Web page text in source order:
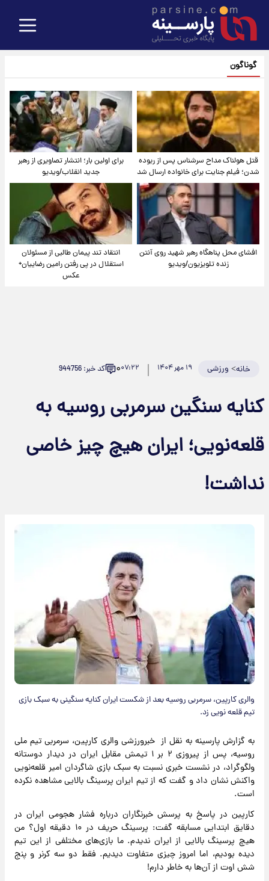
گوناگون
قتل هولناک مداح سرشناس پس از ربوده
شدن؛ فیلم جنایت برای خانواده ارسال شد
برای اولین بار؛ انتشار تصاویری از رهبر
جدید انقلاب/ویدیو
افشای محل پناهگاه‌ رهبر شهید روی آنتن
زنده تلویزیون/ویدیو
انتقاد تند پیمان طالبی از مسئولان
استقلال در پی رفتن رامین رضاییان+
عکس
خانه> ورزشی ۱۹ مهر ۱۴۰۴ ۰۷:۲۲۰ کد خبر: 944756
کنایه سنگین سرمربی روسیه به
قلعه‌نویی؛ ایران هیچ چیز خاصی
نداشت!
والری کارپین، سرمربی روسیه بعد از شکست ایران کنایه سنگینی به سبک بازی
تیم قلعه نویی زد.
به گزارش پارسینه به نقل از خبرورزشی والری کارپین، سرمربی تیم ملی
روسیه، پس از پیروزی ۲ بر ۱ تیمش مقابل ایران در دیدار دوستانه
ولگوگراد، در نشست خبری نسبت به سبک بازی شاگردان امیر قلعه‌نویی
واکنش نشان داد و گفت که از تیم ایران پرسینگ بالایی مشاهده نکرده
است.
کارپین در پاسخ به پرسش خبرنگاران درباره فشار هجومی ایران در
دقایق ابتدایی مسابقه گفت: پرسینگ حریف در ۱۰ دقیقه اول؟ من
هیچ پرسینگ بالایی از ایران ندیدم. ما بازی‌های مختلفی از این تیم
دیده بودیم، اما امروز چیزی متفاوت دیدیم. فقط دو سه کرنر و پنج
شش اوت از آن‌ها به خاطر دارم!